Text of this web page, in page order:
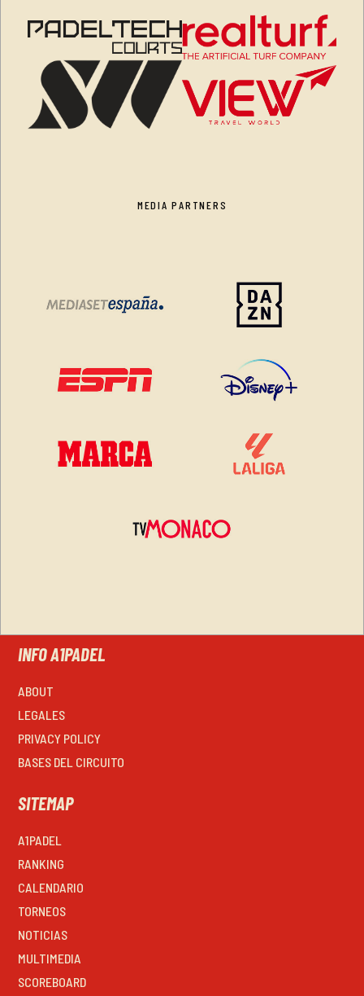
MEDIA PARTNERS
INFO A1PADEL
ABOUT
LEGALES
PRIVACY POLICY
BASES DEL CIRCUITO
SITEMAP
A1PADEL
RANKING
CALENDARIO
TORNEOS
NOTICIAS
MULTIMEDIA
SCOREBOARD